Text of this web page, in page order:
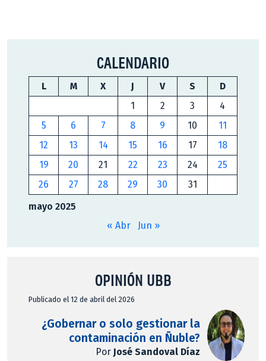
CALENDARIO
mayo 2025
L M X J V S
D
1
2 3
4
5
6 7 8 9 10
11
12
13 14 15 16 17
18
19
20 21 22 23 24
25
26
27 28 29 30 31
« Abr Jun »
OPINIÓN UBB
Publicado el 12 de abril del 2026
¿Gobernar o solo gestionar la
contaminación en Ñuble?
Por José Sandoval Díaz